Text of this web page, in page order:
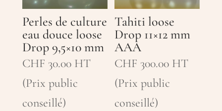
Perles de culture
eau douce loose
Drop 9,5×10 mm
CHF 30.00 HT
(Prix public
conseillé)
Tahiti loose
Drop 11×12 mm
AAA
CHF 300.00 HT
(Prix public
conseillé)